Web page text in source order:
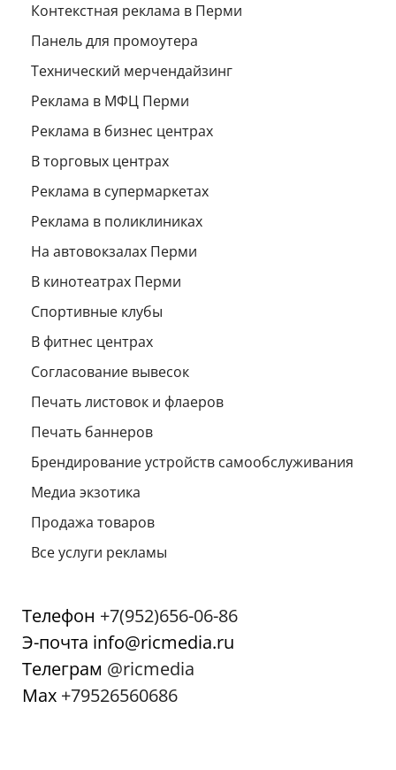
Контекстная реклама в Перми
Панель для промоутера
Технический мерчендайзинг
Реклама в МФЦ Перми
Реклама в бизнес центрах
В торговых центрах
Реклама в супермаркетах
Реклама в поликлиниках
На автовокзалах Перми
В кинотеатрах Перми
Спортивные клубы
В фитнес центрах
Согласование вывесок
Печать листовок и флаеров
Печать баннеров
Брендирование устройств самообслуживания
Медиа экзотика
Продажа товаров
Все услуги рекламы
Телефон +7(952)656-06-86
Э-почта info@ricmedia.ru
Телеграм @ricmedia
Мах +79526560686